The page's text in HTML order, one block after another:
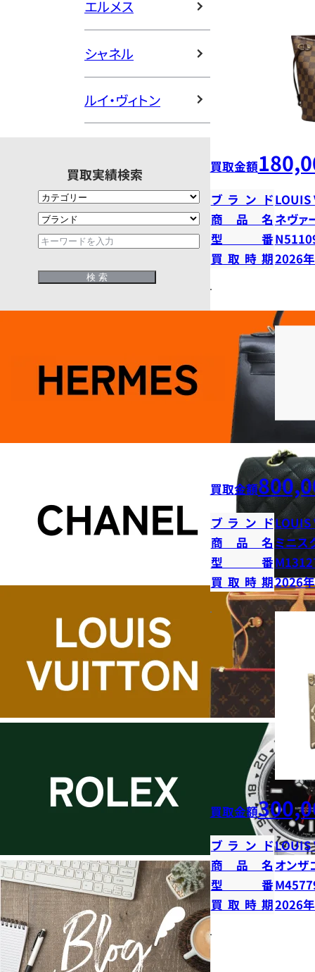
エルメス
シャネル
ルイ・ヴィトン
買取実績検索 買取金額
ブランドLOUIS
商品名 ネヴァ
型番
買取時期2026
買取金額
ブランドLOUIS
商品名 ミニス
型番
買取時期2026
買取金額
ブランドLOUIS
商品名 オンザ
型番
買取時期2026